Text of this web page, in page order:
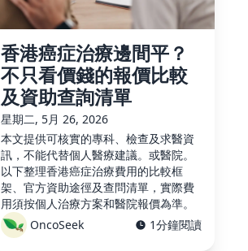
香港癌症治療邊間平？
不只看價錢的報價比較
及資助查詢清單
星期二, 5月 26, 2026
本文提供可核實的專科、檢查及求醫資
訊，不能代替個人醫療建議。或醫院。
以下整理香港癌症治療費用的比較框
架、官方資助途徑及查問清單，實際費
用須按個人治療方案和醫院報價為準。
OncoSeek
1分鐘閱讀